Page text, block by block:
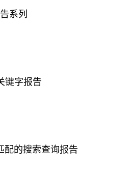
系列
键字报告
的搜索查询报告